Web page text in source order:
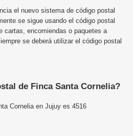
el nuevo sistema de código postal
se sigue usando el código postal
cartas, encomiendas o paquetes a
se deberá utilizar el código postal
de Finca Santa Cornelia?
Cornelia en Jujuy es 4516